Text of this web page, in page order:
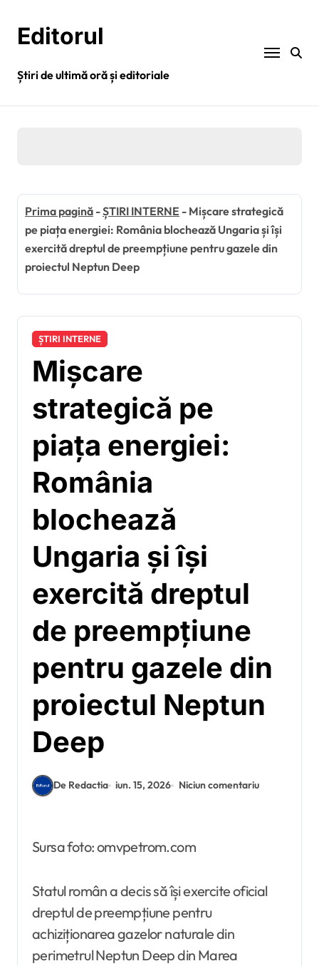
conținutEditorul
Știri de ultimă oră și editoriale
Prima pagină -ȘTIRI INTERNE - Mișcare strategică
pe piața energiei: România blochează Ungaria și își
exercită dreptul de preempțiune pentru gazele din
proiectul Neptun Deep
ȘTIRI INTERNE
Mișcare
strategică pe
piața energiei:
România
blochează
Ungaria și își
exercită dreptul
de preempțiune
pentru gazele din
proiectul Neptun
Deep
De Redactia iun. 15, 2026 Niciun comentariu
Sursa foto: omvpetrom.com
Statul român a decis să își exercite oficial
dreptul de preempțiune pentru
achiziționarea gazelor naturale din
perimetrul Neptun Deep din Marea